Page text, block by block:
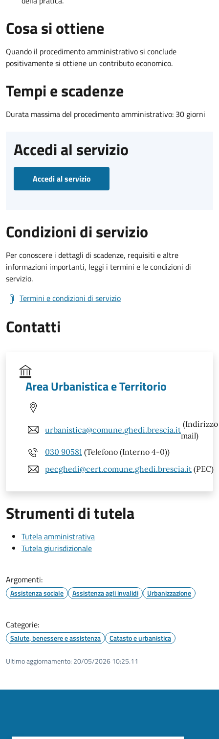
Cosa si ottiene
Quando il procedimento amministrativo si conclude
positivamente si ottiene un contributo economico.
Tempi e scadenze
Durata massima del procedimento amministrativo: 30 giorni
Accedi al servizio
Accedi al servizio
Condizioni di servizio
Per conoscere i dettagli di scadenze, requisiti e altre
informazioni importanti, leggi i termini e le condizioni di
servizio.
Termini e condizioni di servizio
Contatti
Area Urbanistica e Territorio
urbanistica@comune.ghedi.brescia.it
(Indirizzo
mail)
030 90581 (Telefono (Interno 4-0))
pecghedi@cert.comune.ghedi.brescia.it (PEC)
Strumenti di tutela
Tutela amministrativa
Tutela giurisdizionale
Argomenti:
Assistenza sociale Assistenza agli invalidi Urbanizzazione
Categorie:
Salute, benessere e assistenza Catasto e urbanistica
Ultimo aggiornamento: 20/05/2026 10:25.11